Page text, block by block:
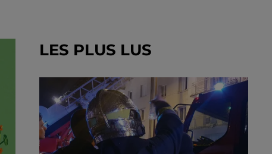
LES PLUS LUS